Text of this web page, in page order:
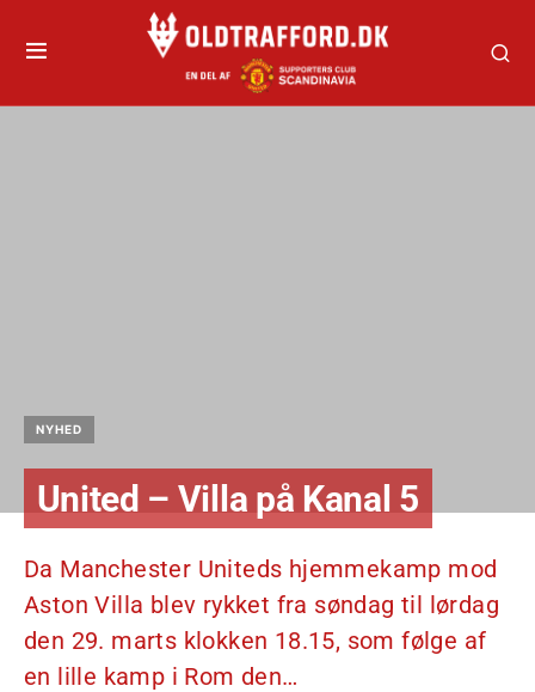
NYHED
United – Villa på Kanal 5
Da Manchester Uniteds hjemmekamp mod
Aston Villa blev rykket fra søndag til lørdag
den 29. marts klokken 18.15, som følge af
en lille kamp i Rom den…